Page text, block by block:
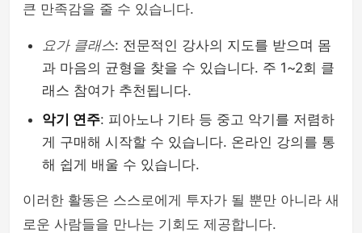
큰 만족감을 줄 수 있습니다.
요가 클래스: 전문적인 강사의 지도를 받으며 몸
과 마음의 균형을 찾을 수 있습니다. 주 1~2회 클
래스 참여가 추천됩니다.
악기 연주: 피아노나 기타 등 중고 악기를 저렴하
게 구매해 시작할 수 있습니다. 온라인 강의를 통
해 쉽게 배울 수 있습니다.
이러한 활동은 스스로에게 투자가 될 뿐만 아니라 새
로운 사람들을 만나는 기회도 제공합니다.